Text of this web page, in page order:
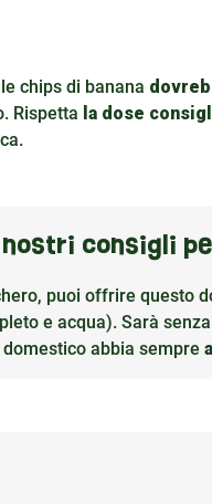
chips di banana
Rispetta la dose
consigli
puoi offrire questo
e acqua). Sarà
abbia sempre